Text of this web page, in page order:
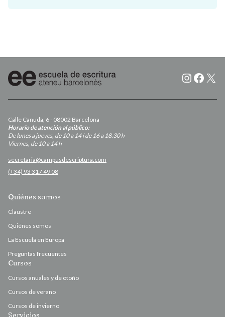
X
Calle Canuda, 6 - 08002 Barcelona
Horario de atención al público:
De lunes a jueves, de 10 a 14 i de 16 a 18.30 h
Viernes, de 10 a 14 h
secretaria@campusdescriptura.com
(+34) 93 317 49 08
Quiénes somos
Claustre
Quiénes somos
La Escuela en Europa
Preguntas frecuentes
Cursos
Cursos anuales y de otoño
Cursos de verano
Cursos de invierno
Servicios